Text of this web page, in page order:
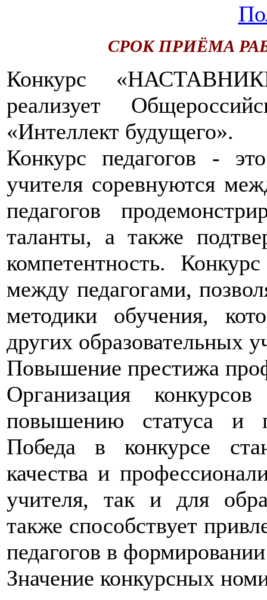
СРОК ПРИЁМА
Конкурс
реализует
«Интеллект будущего».
Конкурс педагогов -
учителя соревнуются
педагогов
таланты, а также
компетентность.
между педагогами,
методики обучения,
других образовательных
Повышение престижа
Организация
повышению статуса и
Победа в конкурсе
качества и
учителя, так и для
также способствует
педагогов в
Значение конкурсных